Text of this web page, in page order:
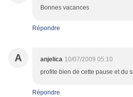
Bonnes vacances
Répondre
A anjelica 10/07/2009 05:10
profite bien de cette pause et du
Répondre